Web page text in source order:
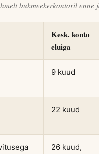
bukmeekerkontoril
Kesk. konto
eluiga
9 kuud
22 kuud
26 kuud,